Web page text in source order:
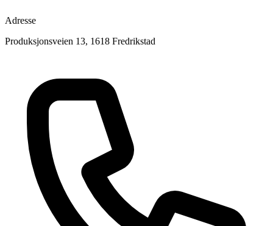
Adresse
Produksjonsveien 13, 1618 Fredrikstad